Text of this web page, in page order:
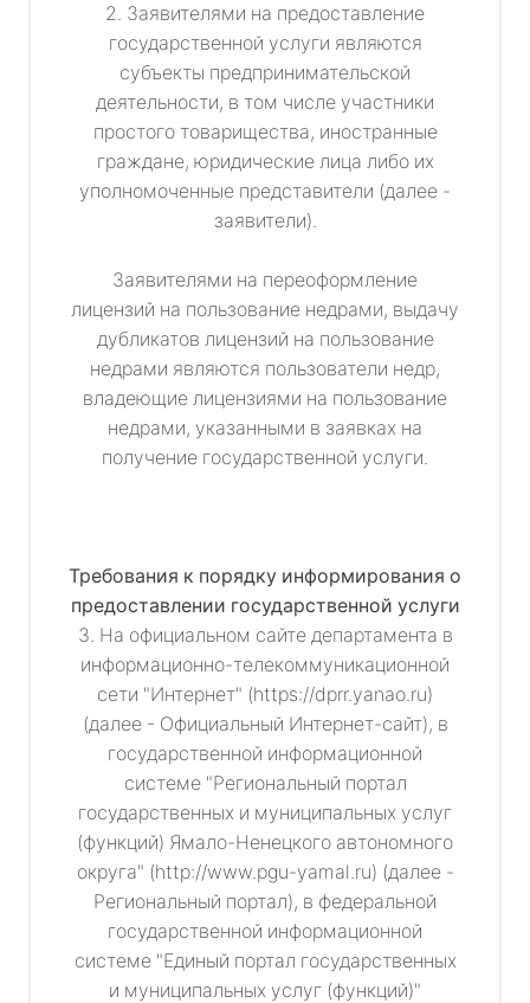
2. Заявителями на предоставление
государственной услуги являются
субъекты предпринимательской
деятельности, в том числе участники
простого товарищества, иностранные
граждане, юридические лица либо их
уполномоченные представители (далее -
заявители).
Заявителями на переоформление
лицензий на пользование недрами, выдачу
дубликатов лицензий на пользование
недрами являются пользователи недр,
владеющие лицензиями на пользование
недрами, указанными в заявках на
получение государственной услуги.
Требования к порядку информирования о
предоставлении государственной услуги
3. На официальном сайте департамента в
информационно-телекоммуникационной
сети "Интернет" (https://dprr.yanao.ru)
(далее - Официальный Интернет-сайт), в
государственной информационной
системе "Региональный портал
государственных и муниципальных услуг
(функций) Ямало-Ненецкого автономного
округа" (http://www.pgu-yamal.ru) (далее -
Региональный портал), в федеральной
государственной информационной
системе "Единый портал государственных
и муниципальных услуг (функций)"